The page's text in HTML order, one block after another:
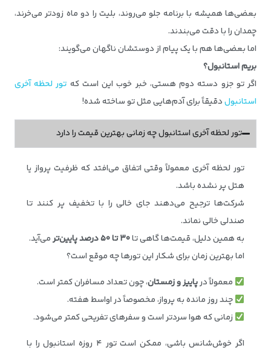
بعضی‌ها همیشه با برنامه جلو می‌روند، بلیت را دو ماه زودتر می‌خرند،
چمدان را با دقت می‌بندند.
اما بعضی‌ها هم با یک پیام از دوستشان ناگهان می‌گویند:
بریم استانبول؟
اگر تو جزو دسته دوم هستی، خبر خوب این است که تور لحظه آخری
استانبولدقیقاً برای آدم‌هایی مثل تو ساخته شده!
تور لحظه آخری استانبول چه زمانی بهترین قیمت را دارد
تور لحظه آخری معمولاً وقتی اتفاق می‌افتد که ظرفیت پرواز یا
هتل پر نشده باشد.
شرکت‌ها ترجیح می‌دهند جای خالی را با تخفیف پر کنند تا
صندلی خالی نماند.
به همین دلیل، قیمت‌ها گاهی تا۳۰تا۵۰درصد پایین‌ترمی‌آید.
اما بهترین زمان برای شکار این تورها چه موقع است؟
معمولاً درپاییز و زمستان، چون تعداد مسافران کمتر است.
چند روز مانده به پرواز، مخصوصاً در اواسط هفته.
زمانی که هوا سردتر است و سفرهای تفریحی کمتر می‌شود.
اگر خوش‌شانس باشی، ممکن است تور ۴ روزه استانبول را با